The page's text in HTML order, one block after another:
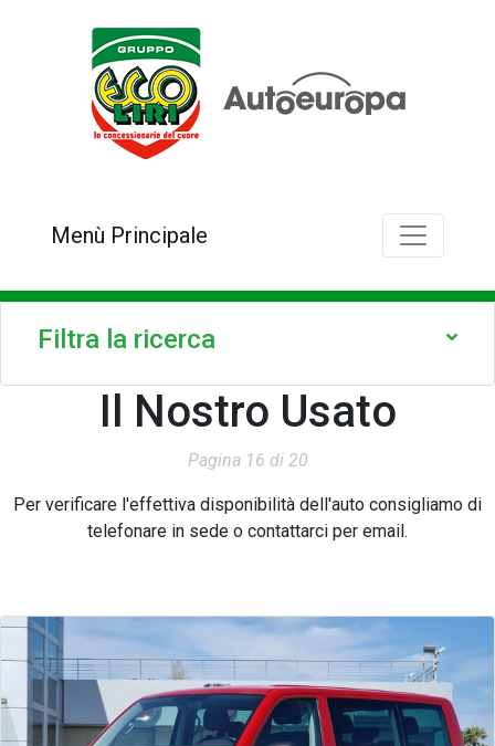
Menù Principale
Filtra la ricerca
Il Nostro Usato
Pagina 16 di 20
Per verificare l'effettiva disponibilità dell'auto consigliamo di
telefonare in sede o contattarci per email.